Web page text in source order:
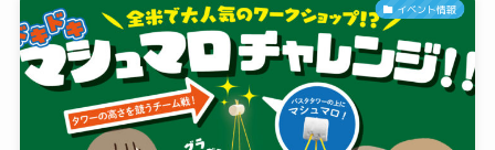
イベント情報